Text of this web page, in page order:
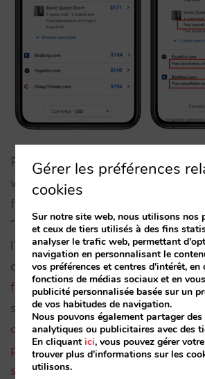
Pour montrer vos tarifs flexibles
vous assurer qu’ils ne
filtre est activé, vous devez vérifier
“integration partner” soit capable
l’information concernant la
de chaque tarif à Hotel Ads. Chez
faisons depuis déjà trois ans.
s’allie à larécente incorporation
chambres dans les résultatsou
possibilité de voir le prix par nuit
séjour (impôts et taxes inclus)
Gérer les préférences
cookies
Sur notre site web, nous utilisons nos
et ceux de tiers utilisés à des fins
analyser le trafic web, permettant
navigation en personnalisant le
vos préférences et centres d'intérêt,
fonctions de médias sociaux et en
publicité personnalisée basée sur un
de vos habitudes de navigation.
Nous pouvons également partager
analytiques ou publicitaires avec des
En cliquantici, vous pouvez gérer
trouver plus d'informations sur les
utilisons.